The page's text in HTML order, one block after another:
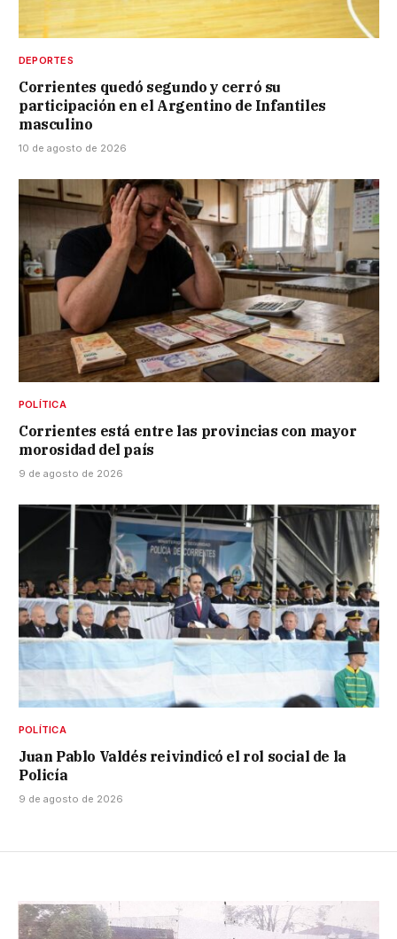
DEPORTES
Corrientes quedó segundo y cerró su
participación en el Argentino de Infantiles
masculino
10 de agosto de 2026
POLÍTICA
Corrientes está entre las provincias con mayor
morosidad del país
9 de agosto de 2026
POLÍTICA
Juan Pablo Valdés reivindicó el rol social de la
Policía
9 de agosto de 2026